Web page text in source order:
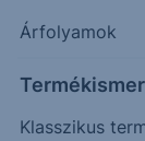
Árfolyamok
Klasszikus
További
Erste